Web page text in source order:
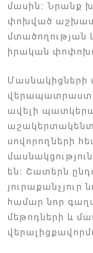
մասին։ Նրանք
փոխված
մտածողության
իրական
Մասնակիցների
ավելի
սովորողների
են։ Շատերն
յուրաքանչյուր
համար նոր
մեթոդների և